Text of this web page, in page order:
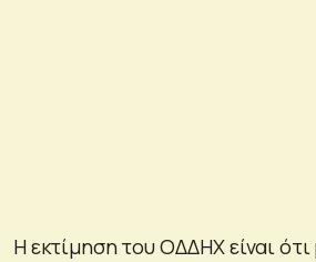
Η εκτίμηση του ΟΔΔΗΧ είναι